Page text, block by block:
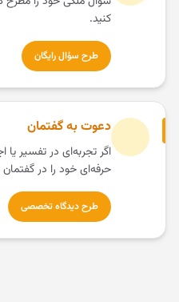
کنید.
طرح سؤال رایگان
دعوت به گفتمان
اگر تجربه‌ای در تفسیر یا
حرفه‌ای خود را در
طرح دیدگاه تخصصی